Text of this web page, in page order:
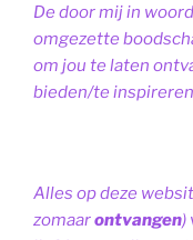
De door mij in
omgezette
om jou te laten
bieden/te
Alles op deze
zomaarontvangen)